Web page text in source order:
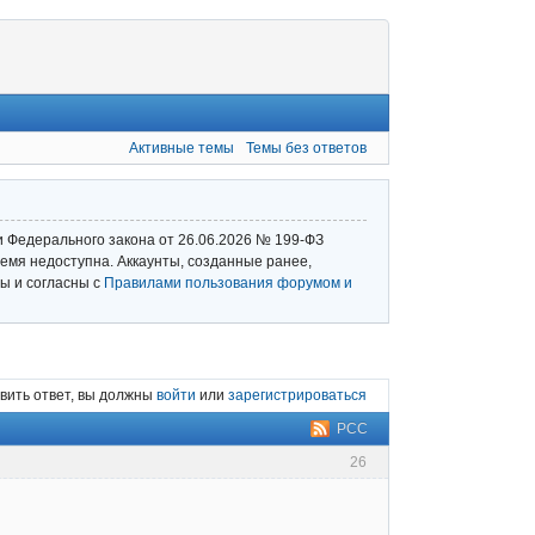
Активные темы Темы без ответов
Федерального закона от 26.06.2026 № 199‑ФЗ
недоступна. Аккаунты, созданные ранее,
и согласны с Правилами пользования форумом и
ответ, вы должны войти или зарегистрироваться
РСС
26